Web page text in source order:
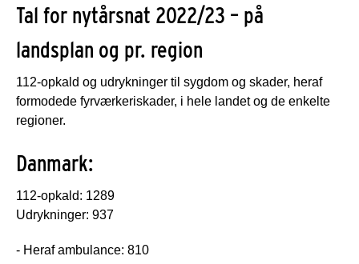
Tal for nytårsnat 2022/23 – på
landsplan og pr. region
112-opkald og udrykninger til sygdom og skader, heraf
formodede fyrværkeriskader, i hele landet og de enkelte
regioner.
Danmark:
112-opkald: 1289
Udrykninger: 937
- Heraf ambulance: 810